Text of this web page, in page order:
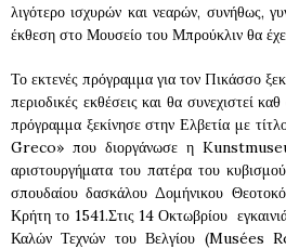
λιγότερο ισχυρών και νεαρών, συνήθως,
έκθεση στο Μουσείο του Μπρούκλιν θα έχει
Το εκτενές πρόγραμμα για τον Πικάσσο
περιοδικές εκθέσεις και θα συνεχιστεί
πρόγραμμα ξεκίνησε στην Ελβετία με
Greco» που διοργάνωσε η
αριστουργήματα του πατέρα του
σπουδαίου δασκάλου Δομήνικου
Κρήτη το 1541.Στις 14 Οκτωβρίου
Καλών Τεχνών του Βελγίου